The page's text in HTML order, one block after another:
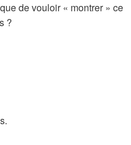
de vouloir « montrer » ce
?